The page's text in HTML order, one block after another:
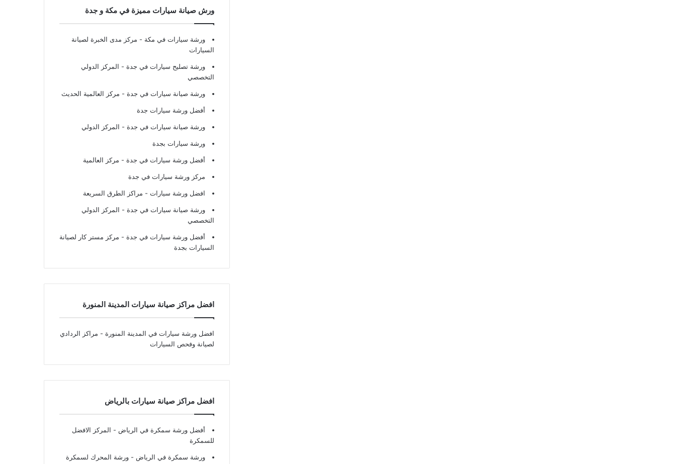
ورش صيانة سيارات مميزة في مكة و جدة
ورشة سيارات في مكة - مركز مدى الخبرة لصيانة
السيارات
ورشة تصليح سيارات في جدة - المركز الدولي
التخصصي
ورشة صيانة سيارات في جدة - مركز العالمية الحديث
أفضل ورشة سيارات جدة
ورشة صيانة سيارات في جدة - المركز الدولي
ورشة سيارات بجدة
أفضل ورشة سيارات في جدة - مركز العالمية
مركز ورشة سيارات في جدة
افضل ورشة سيارات - مراكز الطرق السريعة
ورشة صيانة سيارات في جدة - المركز الدولي
التخصصي
أفضل ورشة سيارات في جدة - مركز مستر كار لصيانة
السيارات بجدة
افضل مراكز صيانة سيارات المدينة المنورة
افضل ورشة سيارات في المدينة المنورة - مراكز الردادي
لصيانة وفحص السيارات
افضل مراكز صيانة سيارات بالرياض
أفضل ورشة سمكرة في الرياض - المركز الافضل
للسمكرة
ورشة سمكرة في الرياض - ورشة المحرك لسمكرة